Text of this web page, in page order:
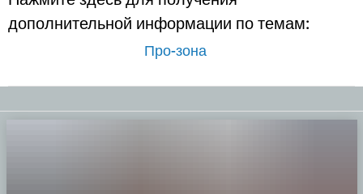
дополнительной информации по темам:
Про-зона